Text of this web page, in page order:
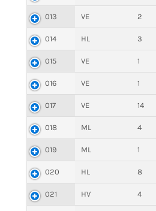
013 VE 2
014 HL 3
015 VE 1
016 VE 1
017 VE 14
018 ML 4
019 ML 1
020 HL 8
021 HV 4